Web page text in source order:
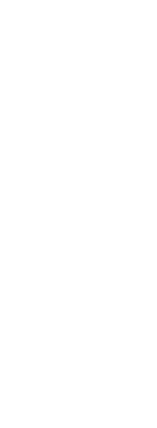
Erlebnis vor Ort
Mahlzeiten
internationale
Ambiente am Pool